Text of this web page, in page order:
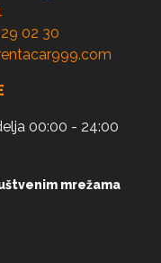
02 30
00:00 - 24:00
mrežama